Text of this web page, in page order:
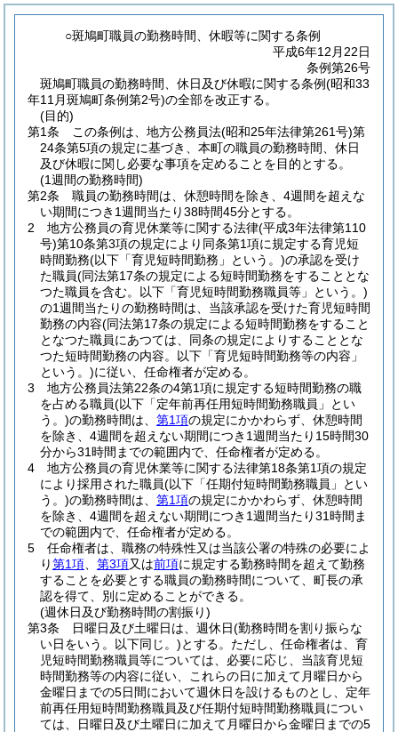
○斑鳩町職員の勤務時間、休暇等に関する条例
平成6年12月22日
条例第26号
斑鳩町職員の勤務時間、休日及び休暇に関する条例(昭和33
年11月斑鳩町条例第2号)の全部を改正する。
(目的)
第1条
この条例は、地方公務員法(昭和25年法律第261号)第
24条第5項の規定に基づき、本町の職員の勤務時間、休日
及び休暇に関し必要な事項を定めることを目的とする。
(1週間の勤務時間)
第2条
職員の勤務時間は、休憩時間を除き、4週間を超えな
い期間につき1週間当たり38時間45分とする。
2
地方公務員の育児休業等に関する法律(平成3年法律第110
号)第10条第3項の規定により同条第1項に規定する育児短
時間勤務(以下「育児短時間勤務」という。)の承認を受け
た職員(同法第17条の規定による短時間勤務をすることとな
つた職員を含む。以下「育児短時間勤務職員等」という。)
の1週間当たりの勤務時間は、当該承認を受けた育児短時間
勤務の内容(同法第17条の規定による短時間勤務をすること
となつた職員にあつては、同条の規定によりすることとな
つた短時間勤務の内容。以下「育児短時間勤務等の内容」
という。)に従い、任命権者が定める。
3
地方公務員法第22条の4第1項に規定する短時間勤務の職
を占める職員(以下「定年前再任用短時間勤務職員」とい
う。)の勤務時間は、 第1項の規定にかかわらず、休憩時間
を除き、4週間を超えない期間につき1週間当たり15時間30
分から31時間までの範囲内で、任命権者が定める。
4
地方公務員の育児休業等に関する法律第18条第1項の規定
により採用された職員(以下「任期付短時間勤務職員」とい
う。)の勤務時間は、 第1項の規定にかかわらず、休憩時間
を除き、4週間を超えない期間につき1週間当たり31時間ま
での範囲内で、任命権者が定める。
5
任命権者は、職務の特殊性又は当該公署の特殊の必要によ
り第1項 第3項又は前項に規定する勤務時間を超えて勤務
することを必要とする職員の勤務時間について、町長の承
認を得て、別に定めることができる。
(週休日及び勤務時間の割振り)
第3条
日曜日及び土曜日は、週休日(勤務時間を割り振らな
い日をいう。以下同じ。)とする。 ただし、任命権者は、育
児短時間勤務職員等については、必要に応じ、当該育児短
時間勤務等の内容に従い、これらの日に加えて月曜日から
金曜日までの5日間において週休日を設けるものとし、定年
前再任用短時間勤務職員及び任期付短時間勤務職員につい
ては、日曜日及び土曜日に加えて月曜日から金曜日までの5